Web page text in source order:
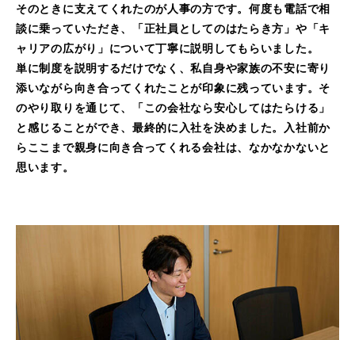
そのときに支えてくれたのが人事の方です。何度も電話で相
談に乗っていただき、「正社員としてのはたらき方」や「キ
ャリアの広がり」について丁寧に説明してもらいました。
単に制度を説明するだけでなく、私自身や家族の不安に寄り
添いながら向き合ってくれたことが印象に残っています。そ
のやり取りを通じて、「この会社なら安心してはたらける」
と感じることができ、最終的に入社を決めました。入社前か
らここまで親身に向き合ってくれる会社は、なかなかないと
思います。